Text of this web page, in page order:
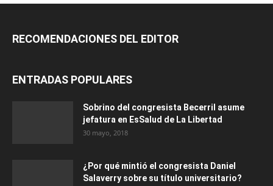
RECOMENDACIONES DEL EDITOR
ENTRADAS POPULARES
Sobrino del congresista Becerril asume
jefatura en EsSalud de La Libertad
30 mayo, 2018
¿Por qué mintió el congresista Daniel
Salaverry sobre su título universitario?